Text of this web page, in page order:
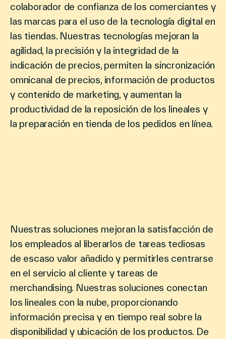
colaborador de confianza de los comerciantes y
las marcas para el uso de la tecnología digital en
las tiendas. Nuestras tecnologías mejoran la
agilidad, la precisión y la integridad de la
indicación de precios, permiten la sincronización
omnicanal de precios, información de productos
y contenido de marketing, y aumentan la
productividad de la reposición de los lineales y
la preparación en tienda de los pedidos en línea.
Nuestras soluciones mejoran la satisfacción de
los empleados al liberarlos de tareas tediosas
de escaso valor añadido y permitirles centrarse
en el servicio al cliente y tareas de
merchandising. Nuestras soluciones conectan
los lineales con la nube, proporcionando
información precisa y en tiempo real sobre la
disponibilidad y ubicación de los productos. De